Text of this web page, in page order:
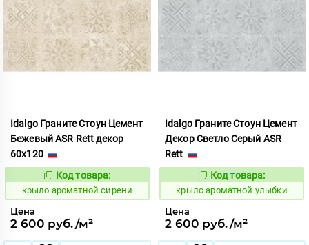
Idalgo Граните Стоун Цемент
Бежевый ASR Rett декор
60x120
828464
Код товара:
крыло ароматной сирени
Цена
2 600 руб./м²
Idalgo Граните Стоун Цемент
Декор Светло Серый ASR
Rett
828486
Код товара:
крыло ароматной улыбки
Цена
2 600 руб./м²